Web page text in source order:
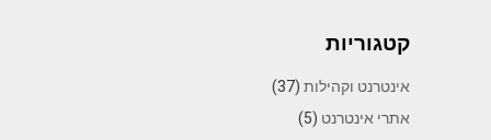
קטגוריות
אינטרנט וקהילות(37)
אתרי אינטרנט (5)